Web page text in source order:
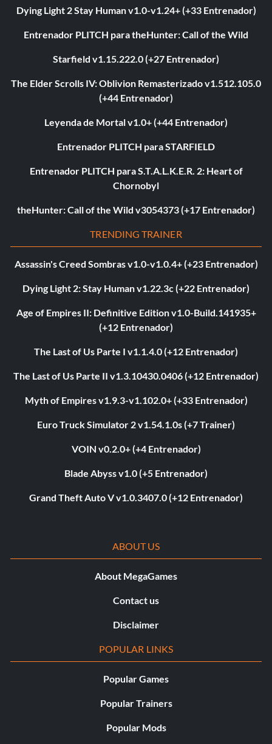
Dying Light 2 Stay Human v1.0-v1.24+ (+33 Entrenador)
Entrenador PLITCH para theHunter: Call of the Wild
Starfield v1.15.222.0 (+27 Entrenador)
The Elder Scrolls IV: Oblivion Remasterizado v1.512.105.0
(+44 Entrenador)
Leyenda de Mortal v1.0+ (+44 Entrenador)
Entrenador PLITCH para STARFIELD
Entrenador PLITCH para S.T.A.L.K.E.R. 2: Heart of
Chornobyl
theHunter: Call of the Wild v3054373 (+17 Entrenador)
TRENDING TRAINER
Assassin's Creed Sombras v1.0-v1.0.4+ (+23 Entrenador)
Dying Light 2: Stay Human v1.22.3c (+22 Entrenador)
Age of Empires II: Definitive Edition v1.0-Build.141935+
(+12 Entrenador)
The Last of Us Parte I v1.1.4.0 (+12 Entrenador)
The Last of Us Parte II v1.3.10430.0406 (+12 Entrenador)
Myth of Empires v1.9.3-v1.102.0+ (+33 Entrenador)
Euro Truck Simulator 2 v1.54.1.0s (+7 Trainer)
VOIN v0.2.0+ (+4 Entrenador)
Blade Abyss v1.0 (+5 Entrenador)
Grand Theft Auto V v1.0.3407.0 (+12 Entrenador)
ABOUT US
About MegaGames
Contact us
Disclaimer
POPULAR LINKS
Popular Games
Popular Trainers
Popular Mods